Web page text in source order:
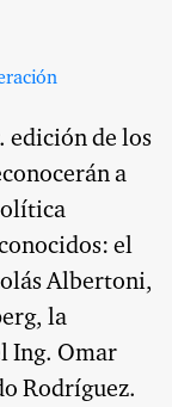
edición de los
a
el
Albertoni,
la
Ing. Omar
Rodríguez.